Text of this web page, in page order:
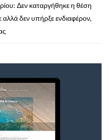
Δεν καταργήθηκε η θέση
δεν υπήρξε ενδιαφέρον,